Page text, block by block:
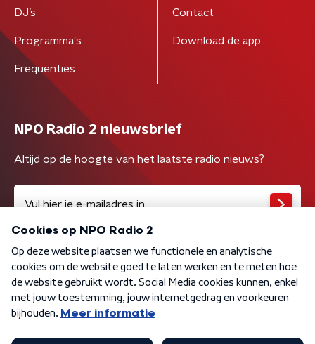
DJ’s
Programma's
Frequenties
Contact
Download de app
NPO Radio 2 nieuwsbrief
Altijd op de hoogte van het laatste radio nieuws?
Algemene voorwaarden